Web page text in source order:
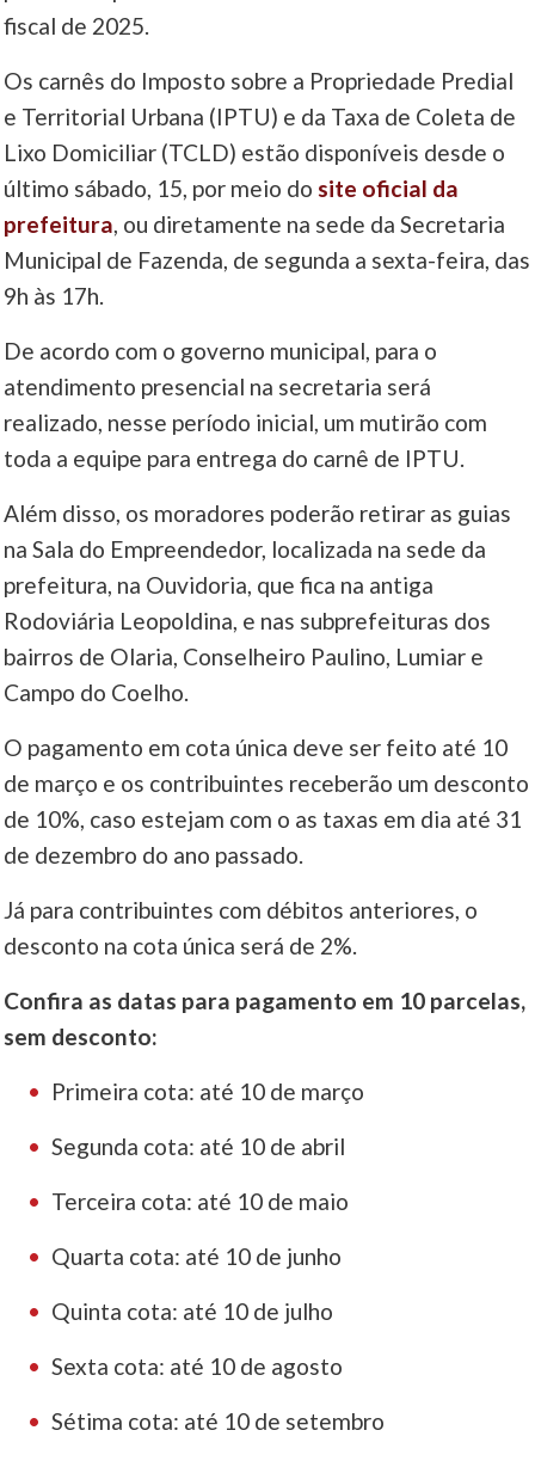
fiscal de 2025.
Os carnês do Imposto sobre a Propriedade Predial
e Territorial Urbana (IPTU) e da Taxa de Coleta de
Lixo Domiciliar (TCLD) estão disponíveis desde o
último sábado, 15, por meio dosite oficial da
prefeitura, ou diretamente na sede da Secretaria
Municipal de Fazenda, de segunda a sexta-feira, das
9h às 17h.
De acordo com o governo municipal, para o
atendimento presencial na secretaria será
realizado, nesse período inicial, um mutirão com
toda a equipe para entrega do carnê de IPTU.
Além disso, os moradores poderão retirar as guias
na Sala do Empreendedor, localizada na sede da
prefeitura, na Ouvidoria, que fica na antiga
Rodoviária Leopoldina, e nas subprefeituras dos
bairros de Olaria, Conselheiro Paulino, Lumiar e
Campo do Coelho.
O pagamento em cota única deve ser feito até 10
de março e os contribuintes receberão um desconto
de 10%, caso estejam com o as taxas em dia até 31
de dezembro do ano passado.
Já para contribuintes com débitos anteriores, o
desconto na cota única será de 2%.
Confira as datas para pagamento em 10 parcelas,
sem desconto:
Primeira cota: até 10 de março
Segunda cota: até 10 de abril
Terceira cota: até 10 de maio
Quarta cota: até 10 de junho
Quinta cota: até 10 de julho
Sexta cota: até 10 de agosto
Sétima cota: até 10 de setembro